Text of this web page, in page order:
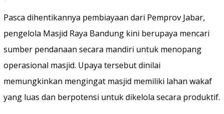
Pasca dihentikannya pembiayaan dari Pemprov Jabar,
pengelola Masjid Raya Bandung kini berupaya mencari
sumber pendanaan secara mandiri untuk menopang
operasional masjid. Upaya tersebut dinilai
memungkinkan mengingat masjid memiliki lahan wakaf
yang luas dan berpotensi untuk dikelola secara produktif.